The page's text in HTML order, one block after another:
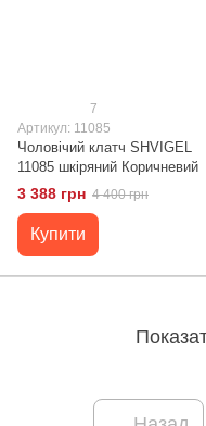
7
Артикул: 11085
Чоловічий клатч SHVIGEL
11085 шкіряний Коричневий
3 388 грн 4 400 грн
Купити